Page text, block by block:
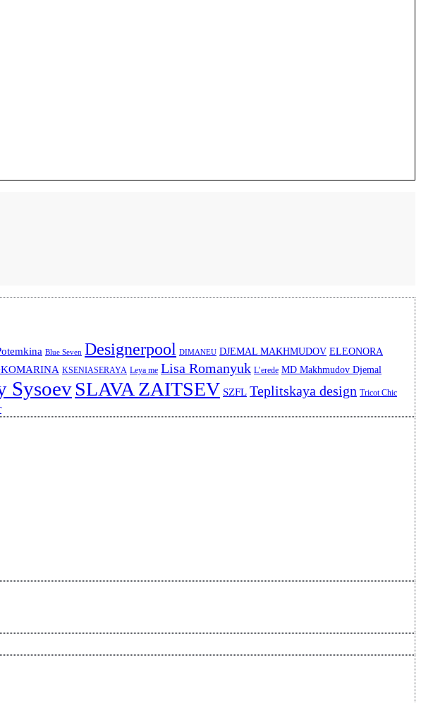
Blue Seven Designerpool DIMANEU DJEMAL MAKHMUDOV ELEONORA
KSENIASERAYA Leya me Lisa Romanyuk L’erede MD Makhmudov Djemal
SysoevSLAVA ZAITSEV SZFL Teplitskaya design Tricot Chic